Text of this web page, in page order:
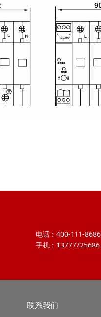
电话：400-111-8686
手机：13777725686
联系我们